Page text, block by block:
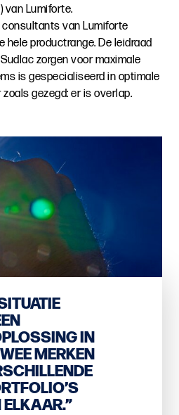
van Lumiforte.
van Lumiforte
hele productrange. De leidraad
zorgen voor maximale
is gespecialiseerd in optimale
gezegd: er is overlap.
IN
MERKEN
ELKAAR.”